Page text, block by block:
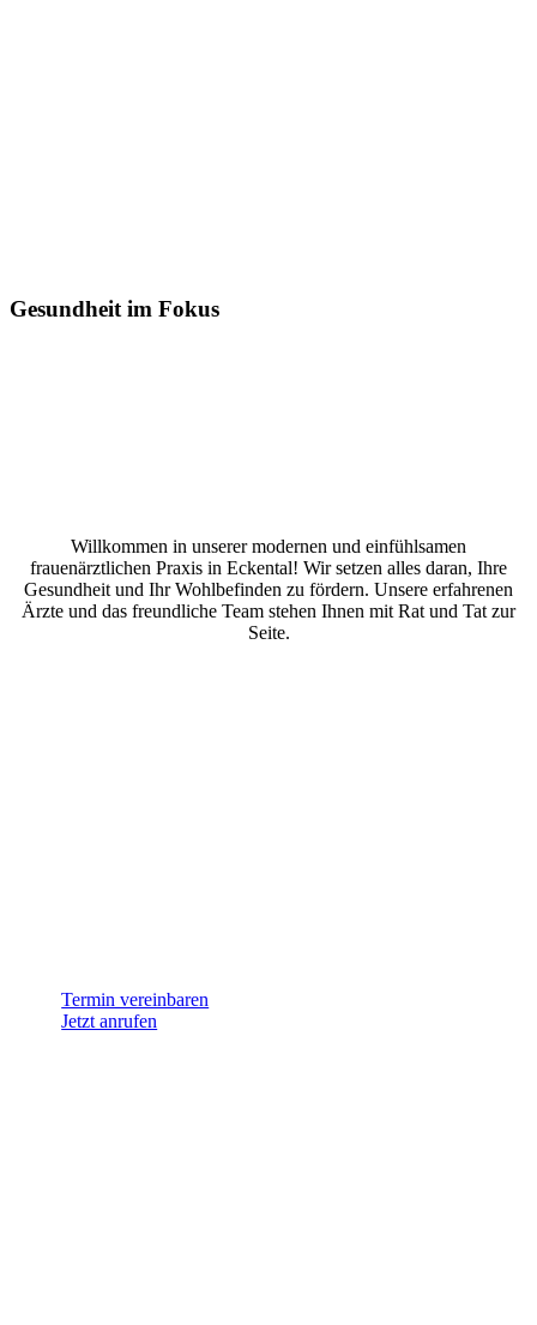
Gesundheit im Fokus
Willkommen in unserer modernen und einfühlsamen
frauenärztlichen Praxis in Eckental! Wir setzen alles daran, Ihre
Gesundheit und Ihr Wohlbefinden zu fördern. Unsere erfahrenen
Ärzte und das freundliche Team stehen Ihnen mit Rat und Tat zur
Seite.
Termin vereinbaren
Jetzt anrufen